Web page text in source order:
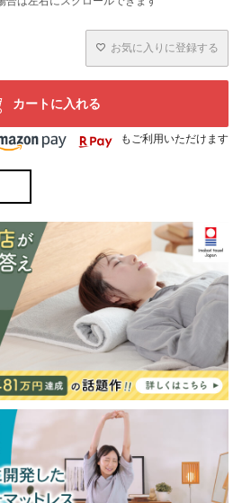
お気に入りに登録する
カートに入れる
もご利用いただけます